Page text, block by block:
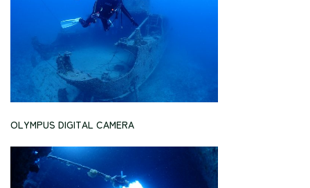
OLYMPUS DIGITAL CAMERA